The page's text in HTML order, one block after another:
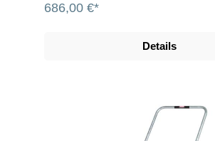
686,00 €*
Details